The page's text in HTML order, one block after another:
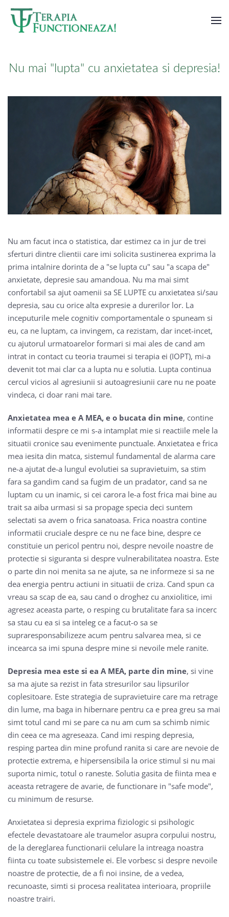
Skip to main content
Nu mai "lupta" cu anxietatea si depresia!
Nu am facut inca o statistica, dar estimez ca in jur de trei
sferturi dintre clientii care imi solicita sustinerea exprima la
prima intalnire dorinta de a "se lupta cu" sau "a scapa de"
anxietate, depresie sau amandoua. Nu ma mai simt
confortabil sa ajut oamenii sa SE LUPTE cu anxietatea si/sau
depresia, sau cu orice alta expresie a durerilor lor. La
inceputurile mele cognitiv comportamentale o spuneam si
eu, ca ne luptam, ca invingem, ca rezistam, dar incet-incet,
cu ajutorul urmatoarelor formari si mai ales de cand am
intrat in contact cu teoria traumei si terapia ei (IOPT), mi-a
devenit tot mai clar ca a lupta nu e solutia. Lupta continua
cercul vicios al agresiunii si autoagresiunii care nu ne poate
vindeca, ci doar rani mai tare.
Anxietatea mea e A MEA, e o bucata din mine, contine
informatii despre ce mi s-a intamplat mie si reactiile mele la
situatii cronice sau evenimente punctuale. Anxietatea e frica
mea iesita din matca, sistemul fundamental de alarma care
ne-a ajutat de-a lungul evolutiei sa supravietuim, sa stim
fara sa gandim cand sa fugim de un pradator, cand sa ne
luptam cu un inamic, si cei carora le-a fost frica mai bine au
trait sa aiba urmasi si sa propage specia deci suntem
selectati sa avem o frica sanatoasa. Frica noastra contine
informatii cruciale despre ce nu ne face bine, despre ce
constituie un pericol pentru noi, despre nevoile noastre de
protectie si siguranta si despre vulnerabilitatea noastra. Este
o parte din noi menita sa ne ajute, sa ne informeze si sa ne
dea energia pentru actiuni in situatii de criza. Cand spun ca
vreau sa scap de ea, sau cand o droghez cu anxiolitice, imi
agresez aceasta parte, o resping cu brutalitate fara sa incerc
sa stau cu ea si sa inteleg ce a facut-o sa se
supraresponsabilizeze acum pentru salvarea mea, si ce
incearca sa imi spuna despre mine si nevoile mele ranite.
Depresia mea este si ea A MEA, parte din mine, si vine
sa ma ajute sa rezist in fata stresurilor sau lipsurilor
coplesitoare. Este strategia de supravietuire care ma retrage
din lume, ma baga in hibernare pentru ca e prea greu sa mai
simt totul cand mi se pare ca nu am cum sa schimb nimic
din ceea ce ma agreseaza. Cand imi resping depresia,
resping partea din mine profund ranita si care are nevoie de
protectie extrema, e hipersensibila la orice stimul si nu mai
suporta nimic, totul o raneste. Solutia gasita de fiinta mea e
aceasta retragere de avarie, de functionare in "safe mode",
cu minimum de resurse.
Anxietatea si depresia exprima fiziologic si psihologic
efectele devastatoare ale traumelor asupra corpului nostru,
de la dereglarea functionarii celulare la intreaga noastra
fiinta cu toate subsistemele ei. Ele vorbesc si despre nevoile
noastre de protectie, de a fi noi insine, de a vedea,
recunoaste, simti si procesa realitatea interioara, propriile
noastre trairi.